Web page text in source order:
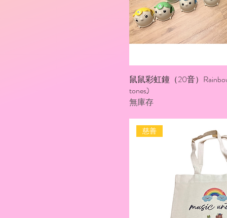
鼠鼠彩虹鐘（20音）
tones)
無庫存
慈善